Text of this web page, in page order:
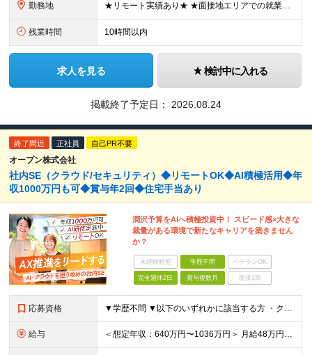
勤務地 ★リモート実績あり★ ★面接地エリアでの就業率92％以上！ 『地元で働きたい』『新天地で挑戦したい』という希望に、業界トップクラス約7,000件の取引事業所数、90,000件以上のプロジェクトから検
残業時間 10時間以内
求人を見る 検討中に入れる
掲載終了予定日： 2026.08.24
終了間近 正社員 自己PR不要
オープン株式会社
社内SE（クラウド/セキュリティ）◆リモートOK◆AI積極活用◆年
収1000万円も可◆賞与年2回◆住宅手当あり
潤沢予算をAIへ積極投資中！ スピード感×大きな
裁量がある環境で新たなキャリアを築きません
か？
未経験歓迎 学歴不問 ベテランOK
完全週休2日 賞与複数月 面接1回
応募資格 ▼学歴不問 ▼以下のいずれかに該当する方 ・クラウド環境(AWS, GCP, Azure等)におけるICTインフラの構築実務経験 ・Python, Bash, PowerShell等のスクリプト言語を
給与 ＜想定年収：640万円〜1036万円＞ 月給48万円～78万円＋賞与年2回 ※上記には住宅手当（一律支給：5～10万円） ワークスタイル手当（3～5万円 ※通勤手当）が含まれます ※固定残業代（月